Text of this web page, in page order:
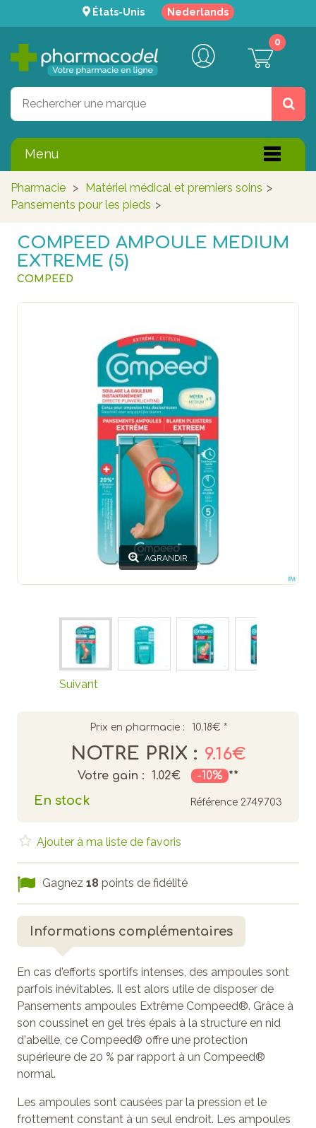
États-Unis Nederlands
0
Menu
Pharmacie > Matériel médical et premiers soins >
Pansements pour les pieds >
COMPEED AMPOULE MEDIUM
EXTREME (5)
COMPEED
AGRANDIR
Suivant
Prix en pharmacie : 10.18€ *
NOTRE PRIX : 9.16€
Votre gain : 1.02€ -10% **
En stock Référence 2749703
Ajouter à ma liste de favoris
Gagnez 18 points de fidélité
Informations complémentaires
En cas d'efforts sportifs intenses, des ampoules sont
parfois inévitables. Il est alors utile de disposer de
Pansements ampoules Extrême Compeed®. Grâce à
son coussinet en gel très épais à la structure en nid
d'abeille, ce Compeed® offre une protection
supérieure de 20 % par rapport à un Compeed®
normal.
Les ampoules sont causées par la pression et le
frottement constant à un seul endroit. Les ampoules